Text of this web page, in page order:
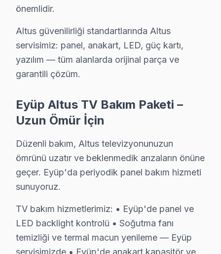
Eyüp Altus TV Servis Garanti Belgesi - 1 Yıl Parça Güvencesi
• 6 aylık işçilik güvencesi: Eyüp'de Altus arızası
• Altus yedek parça garantisi: Eyüp'de taktığımız
• İmzalı Altus garanti belgesi: Eyüp servis çıkışında
• Eyüp Altus sonrası destek: Merak ettiğinizde
Eyüp Altus Mevsimsel Servis Verisi
Eyüp'de Altus akıllı TV servis talebinin mevsimsel
Teleferik ve Haliç vapurları güzergahındaki trafik
Altus parça tedariki açısından da Eyüp'ye özgü bir
Eyüp Altus TV Servisi – Sık Sorulan Sorular
S: Eyüp'de arıza tespit nasıl yapılıyor?
C: Eyüp servisimizde müşterinin sorunu dinleyip,
önemlidir.
Altus güvenilirliği standartlarında Altus
servisimiz: panel, anakart, LED, güç kartı,
yazılım — tüm alanlarda orijinal parça ve
garantili çözüm.
Eyüp Altus TV Bakım Paketi –
Uzun Ömür İçin
Düzenli bakım, Altus televizyonunuzun
ömrünü uzatır ve beklenmedik arızaların önüne
geçer. Eyüp'da periyodik panel bakım hizmeti
sunuyoruz.
TV bakım hizmetlerimiz: • Eyüp'de panel ve
LED backlight kontrolü • Soğutma fanı
temizliği ve termal macun yenileme — Eyüp